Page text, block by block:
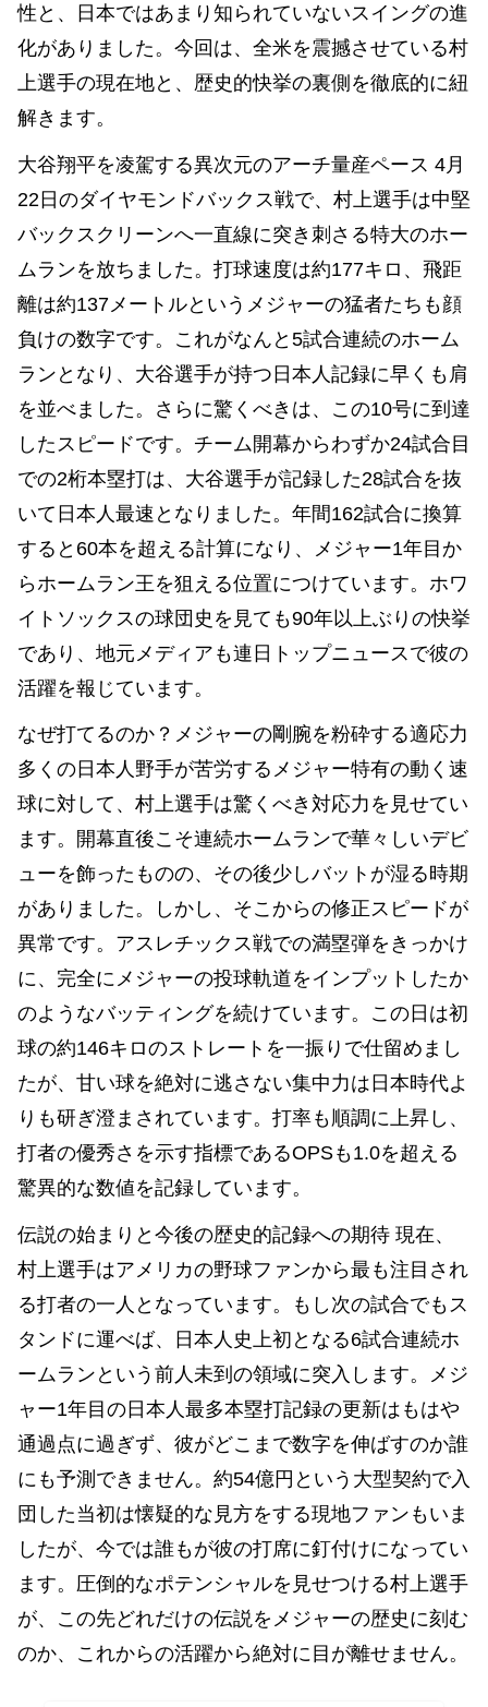
性と、日本ではあまり知られていないスイングの進
化がありました。今回は、全米を震撼させている村
上選手の現在地と、歴史的快挙の裏側を徹底的に紐
解きます。
大谷翔平を凌駕する異次元のアーチ量産ペース 4月
22日のダイヤモンドバックス戦で、村上選手は中堅
バックスクリーンへ一直線に突き刺さる特大のホー
ムランを放ちました。打球速度は約177キロ、飛距
離は約137メートルというメジャーの猛者たちも顔
負けの数字です。これがなんと5試合連続のホーム
ランとなり、大谷選手が持つ日本人記録に早くも肩
を並べました。さらに驚くべきは、この10号に到達
したスピードです。チーム開幕からわずか24試合目
での2桁本塁打は、大谷選手が記録した28試合を抜
いて日本人最速となりました。年間162試合に換算
すると60本を超える計算になり、メジャー1年目か
らホームラン王を狙える位置につけています。ホワ
イトソックスの球団史を見ても90年以上ぶりの快挙
であり、地元メディアも連日トップニュースで彼の
活躍を報じています。
なぜ打てるのか？メジャーの剛腕を粉砕する適応力
多くの日本人野手が苦労するメジャー特有の動く速
球に対して、村上選手は驚くべき対応力を見せてい
ます。開幕直後こそ連続ホームランで華々しいデビ
ューを飾ったものの、その後少しバットが湿る時期
がありました。しかし、そこからの修正スピードが
異常です。アスレチックス戦での満塁弾をきっかけ
に、完全にメジャーの投球軌道をインプットしたか
のようなバッティングを続けています。この日は初
球の約146キロのストレートを一振りで仕留めまし
たが、甘い球を絶対に逃さない集中力は日本時代よ
りも研ぎ澄まされています。打率も順調に上昇し、
打者の優秀さを示す指標であるOPSも1.0を超える
驚異的な数値を記録しています。
伝説の始まりと今後の歴史的記録への期待 現在、
村上選手はアメリカの野球ファンから最も注目され
る打者の一人となっています。もし次の試合でもス
タンドに運べば、日本人史上初となる6試合連続ホ
ームランという前人未到の領域に突入します。メジ
ャー1年目の日本人最多本塁打記録の更新はもはや
通過点に過ぎず、彼がどこまで数字を伸ばすのか誰
にも予測できません。約54億円という大型契約で入
団した当初は懐疑的な見方をする現地ファンもいま
したが、今では誰もが彼の打席に釘付けになってい
ます。圧倒的なポテンシャルを見せつける村上選手
が、この先どれだけの伝説をメジャーの歴史に刻む
のか、これからの活躍から絶対に目が離せません。